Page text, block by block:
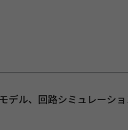
デル、回路シミュレーシ